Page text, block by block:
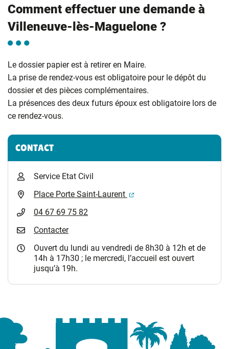
Comment effectuer une demande à
Villeneuve-lès-Maguelone ?
Le dossier papier est à retirer en Maire.
La prise de rendez-vous est obligatoire pour le dépôt du
dossier et des pièces complémentaires.
La présences des deux futurs époux est obligatoire lors de
ce rendez-vous.
Informations complémentaires
CONTACT
Service Etat Civil
Place Porte Saint-Laurent
(ouverture dans un
04 67 69 75 82
Contacter
Ouvert du lundi au vendredi de 8h30 à 12h et de
14h à 17h30 ; le mercredi, l’accueil est ouvert
jusqu’à 19h.